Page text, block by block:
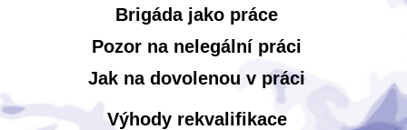
Brigáda jako práce
Pozor na nelegální práci
Jak na dovolenou v práci
Výhody rekvalifikace